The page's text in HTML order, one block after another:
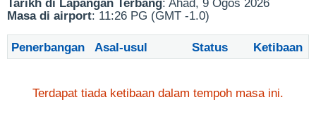
Tarikh di Lapangan Terbang: Ahad, 9 Ogos 2026
Masa di airport: 11:26 PG (GMT -1.0)
Penerbangan Asal-usul Status Ketibaan
Terdapat tiada ketibaan dalam tempoh masa ini.